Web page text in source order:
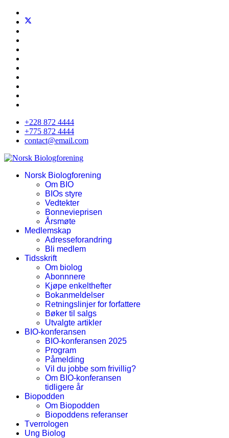
+228 872 4444
+775 872 4444
contact@email.com
Norsk Biologforening
Om BIO
BIOs styre
Vedtekter
Bonnevieprisen
Årsmøte
Medlemskap
Adresseforandring
Bli medlem
Tidsskrift
Om biolog
Abonnnere
Kjøpe enkelthefter
Bokanmeldelser
Retningslinjer for forfattere
Bøker til salgs
Utvalgte artikler
BIO-konferansen
BIO-konferansen 2025
Program
Påmelding
Vil du jobbe som frivillig?
Om BIO-konferansen
tidligere år
Biopodden
Om Biopodden
Biopoddens referanser
Tverrologen
Ung Biolog